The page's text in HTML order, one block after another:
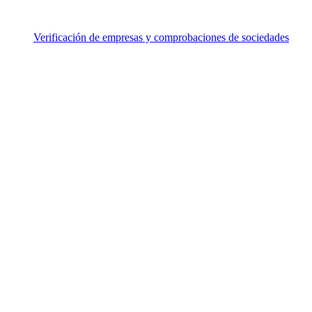
Verificación de empresas y comprobaciones de sociedades